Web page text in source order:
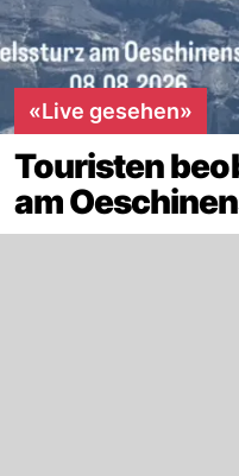
«Live gesehen»
Touristen
am